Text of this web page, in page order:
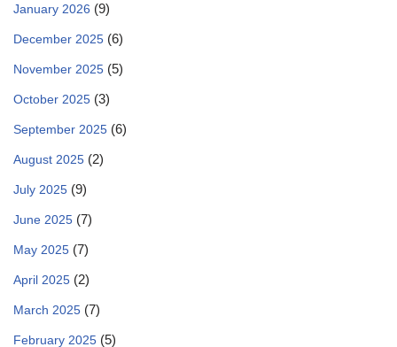
January 2026 (9)
December 2025 (6)
November 2025 (5)
October 2025 (3)
September 2025 (6)
August 2025 (2)
July 2025 (9)
June 2025 (7)
May 2025 (7)
April 2025 (2)
March 2025 (7)
February 2025 (5)